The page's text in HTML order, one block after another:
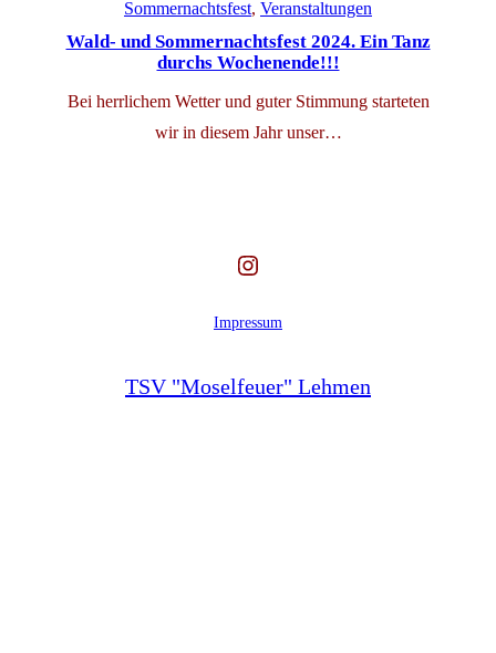
Sommernachtsfest, Veranstaltungen
Wald- und Sommernachtsfest 2024. Ein Tanz
durchs Wochenende!!!
Bei herrlichem Wetter und guter Stimmung starteten
wir in diesem Jahr unser…
Instagram
Impressum
TSV "Moselfeuer" Lehmen